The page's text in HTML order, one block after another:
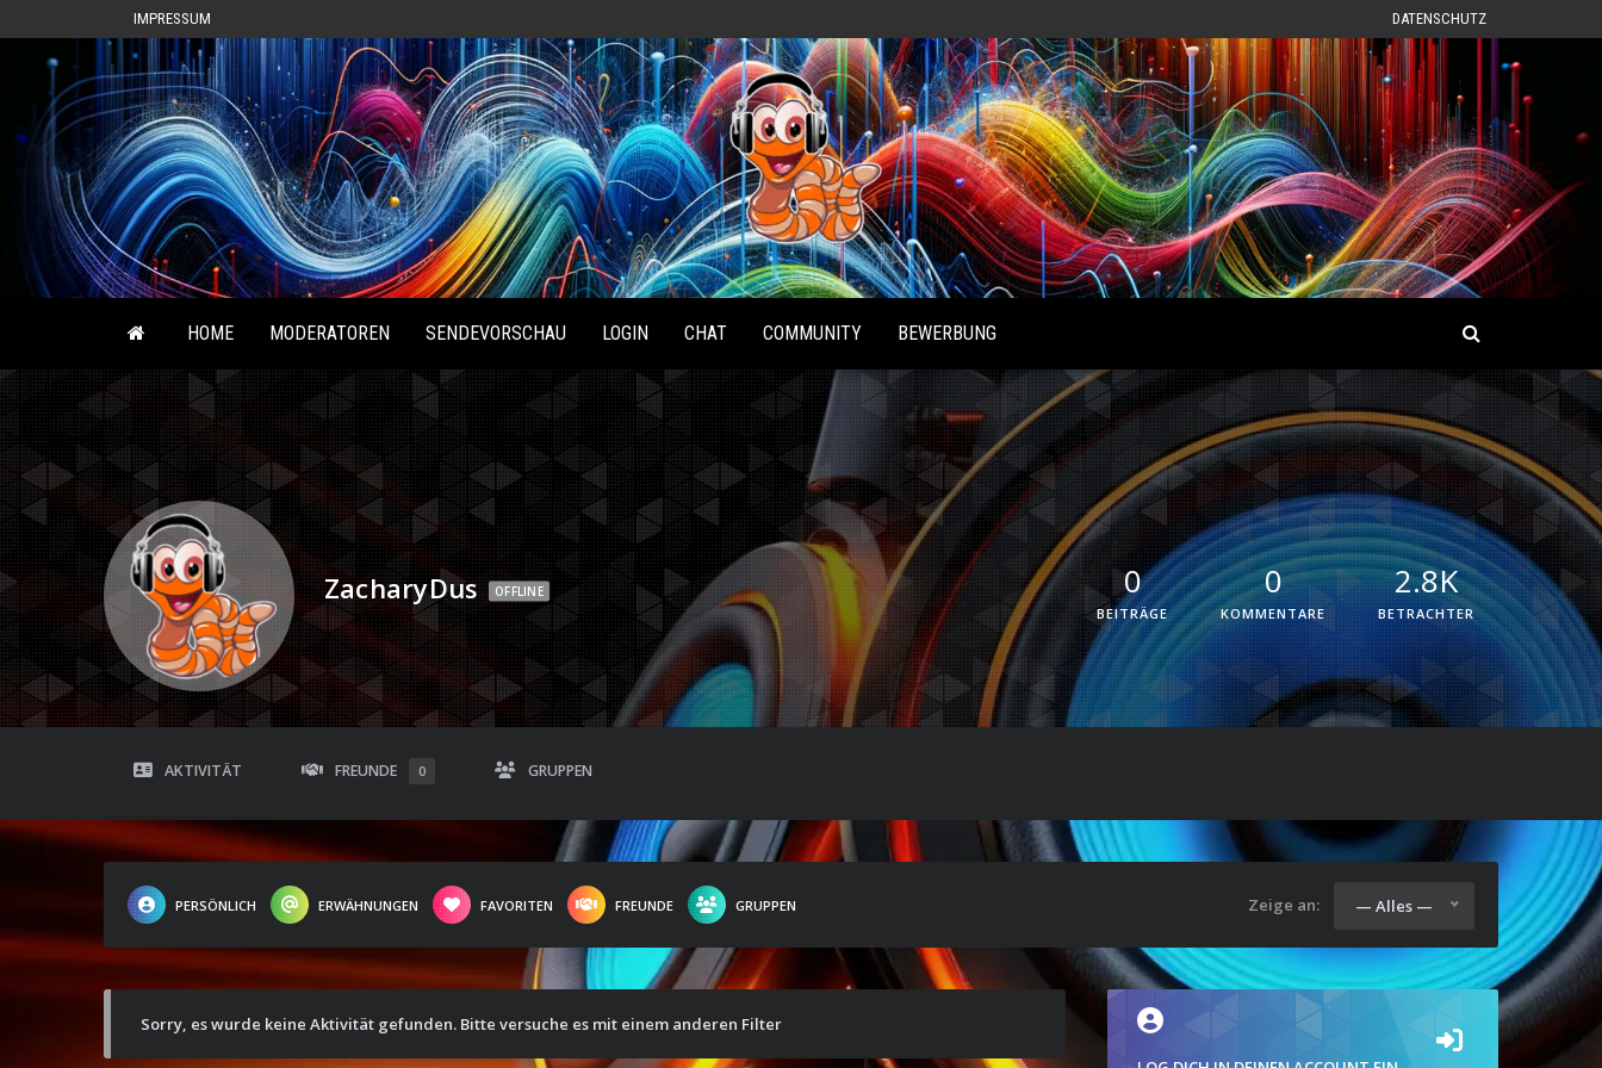
IMPRESSUM DATENSCHUTZ
Radio
Waterlu
HOME MODERATOREN SENDEVORSCHAU LOGIN CHAT COMMUNITY BEWERBUNG
ZacharyDus OFFLINE 0
BEITRÄGE
0
KOMMENTARE
2.8K
BETRACHTER
AKTIVITÄT FREUNDE 0 GRUPPEN
PERSÖNLICH ERWÄHNUNGEN FAVORITEN FREUNDE GRUPPEN Zeige an: — Alles —
Sorry, es wurde keine Aktivität gefunden. Bitte versuche es mit einem anderen Filter